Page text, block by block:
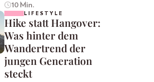
10 Min.
LIFESTYLE
Hike statt Hangover:
Was hinter dem
Wandertrend der
jungen Generation
steckt